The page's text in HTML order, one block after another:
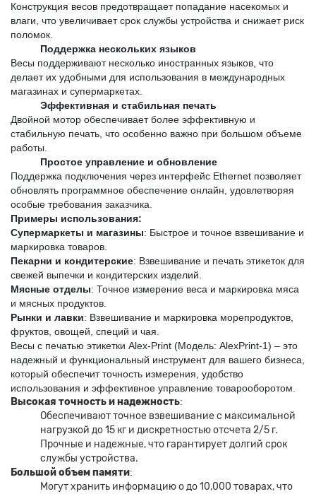
Конструкция весов предотвращает попадание насекомых и
влаги, что увеличивает срок службы устройства и снижает риск
поломок.
Поддержка нескольких языков
Весы поддерживают несколько иностранных языков, что
делает их удобными для использования в международных
магазинах и супермаркетах.
Эффективная и стабильная печать
Двойной мотор обеспечивает более эффективную и
стабильную печать, что особенно важно при большом объеме
работы.
Простое управление и обновление
Поддержка подключения через интерфейс Ethernet позволяет
обновлять программное обеспечение онлайн, удовлетворяя
особые требования заказчика.
Примеры использования:
Супермаркеты и магазины: Быстрое и точное взвешивание и
маркировка товаров.
Пекарни и кондитерские: Взвешивание и печать этикеток для
свежей выпечки и кондитерских изделий.
Мясные отделы: Точное измерение веса и маркировка мяса
и мясных продуктов.
Рынки и лавки: Взвешивание и маркировка морепродуктов,
фруктов, овощей, специй и чая.
Весы с печатью этикетки Alex-Print (Модель: AlexPrint-1) – это
надежный и функциональный инструмент для вашего бизнеса,
который обеспечит точность измерения, удобство
использования и эффективное управление товарооборотом.
Высокая точность и надежность:
Обеспечивают точное взвешивание с максимальной
нагрузкой до 15 кг и дискретностью отсчета 2/5 г.
Прочные и надежные, что гарантирует долгий срок
службы устройства.
Большой объем памяти:
Могут хранить информацию о до 10,000 товарах, что